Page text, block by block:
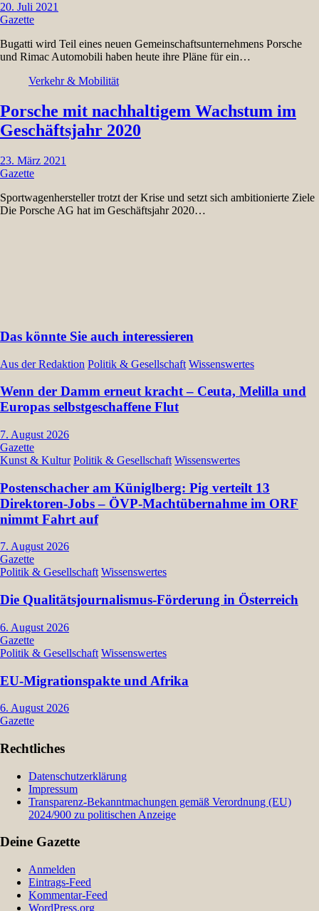
20. Juli 2021
Gazette
Bugatti wird Teil eines neuen Gemeinschaftsunternehmens Porsche
und Rimac Automobili haben heute ihre Pläne für ein…
Verkehr & Mobilität
Porsche mit nachhaltigem Wachstum im
Geschäftsjahr 2020
23. März 2021
Gazette
Sportwagenhersteller trotzt der Krise und setzt sich ambitionierte Ziele
Die Porsche AG hat im Geschäftsjahr 2020…
Das könnte Sie auch interessieren
Aus der Redaktion Politik & Gesellschaft Wissenswertes
Wenn der Damm erneut kracht – Ceuta, Melilla und
Europas selbstgeschaffene Flut
7. August 2026
Gazette
Kunst & Kultur Politik & Gesellschaft Wissenswertes
Postenschacher am Küniglberg: Pig verteilt 13
Direktoren-Jobs – ÖVP-Machtübernahme im ORF
nimmt Fahrt auf
7. August 2026
Gazette
Politik & Gesellschaft Wissenswertes
Die Qualitätsjournalismus-Förderung in Österreich
6. August 2026
Gazette
Politik & Gesellschaft Wissenswertes
EU-Migrationspakte und Afrika
6. August 2026
Gazette
Rechtliches
Datenschutzerklärung
Impressum
Transparenz-Bekanntmachungen gemäß Verordnung (EU)
2024/900 zu politischen Anzeige
Deine Gazette
Anmelden
Eintrags-Feed
Kommentar-Feed
WordPress.org